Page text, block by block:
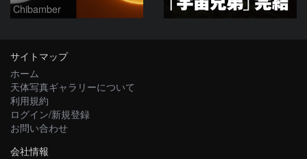
Chibamber
サイトマップ
ホーム
天体写真ギャラリーについて
利用規約
ログイン/新規登録
お問い合わせ
会社情報